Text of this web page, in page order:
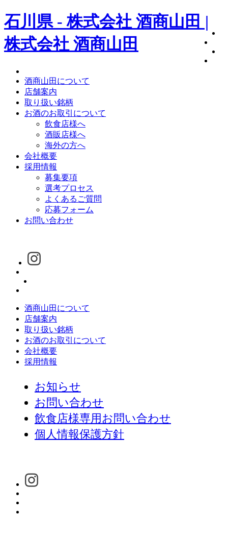
石川県 - 株式会社 酒商山田 |
株式会社 酒商山田
酒商山田について
店舗案内
取り扱い銘柄
お酒のお取引について
飲食店様へ
酒販店様へ
海外の方へ
会社概要
採用情報
募集要項
選考プロセス
よくあるご質問
応募フォーム
お問い合わせ
酒商山田について
店舗案内
取り扱い銘柄
お酒のお取引について
会社概要
採用情報
お知らせ
お問い合わせ
飲食店様専用お問い合わせ
個人情報保護方針